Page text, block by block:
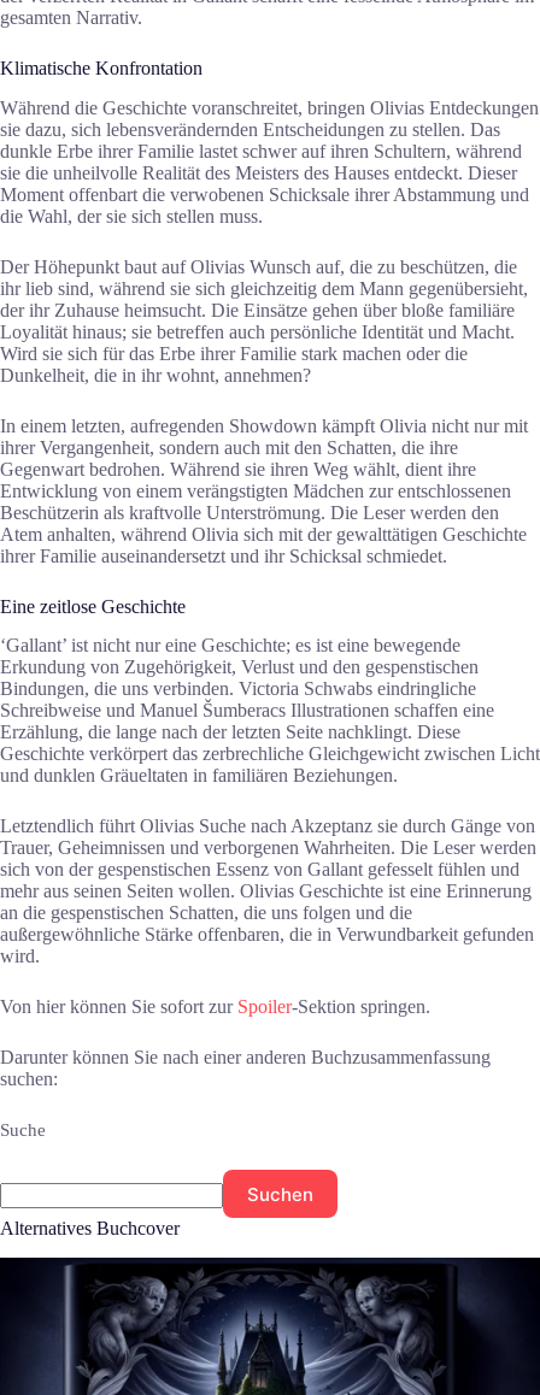
gesamten Narrativ.
Klimatische Konfrontation
Während die Geschichte voranschreitet, bringen Olivias Entdeckungen
sie dazu, sich lebensverändernden Entscheidungen zu stellen. Das
dunkle Erbe ihrer Familie lastet schwer auf ihren Schultern, während
sie die unheilvolle Realität des Meisters des Hauses entdeckt. Dieser
Moment offenbart die verwobenen Schicksale ihrer Abstammung und
die Wahl, der sie sich stellen muss.
Der Höhepunkt baut auf Olivias Wunsch auf, die zu beschützen, die
ihr lieb sind, während sie sich gleichzeitig dem Mann gegenübersieht,
der ihr Zuhause heimsucht. Die Einsätze gehen über bloße familiäre
Loyalität hinaus; sie betreffen auch persönliche Identität und Macht.
Wird sie sich für das Erbe ihrer Familie stark machen oder die
Dunkelheit, die in ihr wohnt, annehmen?
In einem letzten, aufregenden Showdown kämpft Olivia nicht nur mit
ihrer Vergangenheit, sondern auch mit den Schatten, die ihre
Gegenwart bedrohen. Während sie ihren Weg wählt, dient ihre
Entwicklung von einem verängstigten Mädchen zur entschlossenen
Beschützerin als kraftvolle Unterströmung. Die Leser werden den
Atem anhalten, während Olivia sich mit der gewalttätigen Geschichte
ihrer Familie auseinandersetzt und ihr Schicksal schmiedet.
Eine zeitlose Geschichte
‘Gallant’ ist nicht nur eine Geschichte; es ist eine bewegende
Erkundung von Zugehörigkeit, Verlust und den gespenstischen
Bindungen, die uns verbinden. Victoria Schwabs eindringliche
Schreibweise und Manuel Šumberacs Illustrationen schaffen eine
Erzählung, die lange nach der letzten Seite nachklingt. Diese
Geschichte verkörpert das zerbrechliche Gleichgewicht zwischen Licht
und dunklen Gräueltaten in familiären Beziehungen.
Letztendlich führt Olivias Suche nach Akzeptanz sie durch Gänge von
Trauer, Geheimnissen und verborgenen Wahrheiten. Die Leser werden
sich von der gespenstischen Essenz von Gallant gefesselt fühlen und
mehr aus seinen Seiten wollen. Olivias Geschichte ist eine Erinnerung
an die gespenstischen Schatten, die uns folgen und die
außergewöhnliche Stärke offenbaren, die in Verwundbarkeit gefunden
wird.
Von hier können Sie sofort zur Spoiler-Sektion springen.
Darunter können Sie nach einer anderen Buchzusammenfassung
suchen:
Suche
Suchen
Alternatives Buchcover